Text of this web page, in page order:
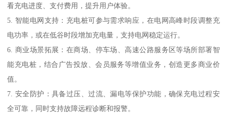
看充电进度、支付费用，提升用户体验。
5. 智能电网支持：充电桩可参与需求响应，在电网高峰时段调整充
电功率，或在低谷时段增加充电量，支持电网稳定运行。
6. 商业场景拓展：在商场、停车场、高速公路服务区等场所部署智
能充电桩，结合广告投放、会员服务等增值业务，创造更多商业价
值。
7. 安全防护：具备过压、过流、漏电等保护功能，确保充电过程安
全可靠，同时支持故障远程诊断和报警。